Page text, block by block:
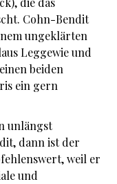
Cohn-Bendit
ungeklärten
Leggewie und
beiden
ein gern
unlängst
dann ist der
weil er
und